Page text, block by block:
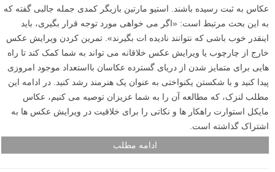
عکاس به ثبت رسیده باشند. استیو مارتین بازیگر کمدی جمله جالبی گفته که
به این بحث مرتبط است: «اگر می خواهی مورد توجه قرار بگیری، باید
اینقدر خوب باشی که نتوانند نادیده ات بگیرند». تمرین کردن ویرایش عکس
خارج از چارچوب یا ویرایش عکس خلاقانه می تواند به شما کمک کند تا راه
هایی برای متمایز شدن از دریای گسترده عکاسان بااستعداد موجود امروزی
پیدا کنید و با شکستن یکنواختی به عنوان یک هنرمند رشد کنید. در ادامه این
مطلب لنزک، که مطالعه آن را به شما عزیزان توصیه می کنیم، عکاس
مایکل استوارت راهکار ها و نکاتی را برای خلاقیت در ویرایش عکس ها به
اشتراک گذاشته است.
ادامه مطلب